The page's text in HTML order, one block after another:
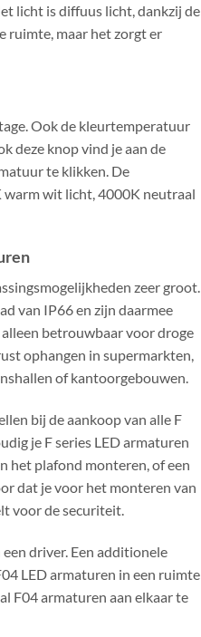
licht is diffuus licht, dankzij de
ruimte, maar het zorgt er
Ook de kleurtemperatuur
deze knop vind je aan de
te klikken. De
wit licht, 4000K neutraal
zeer groot.
van IP66 en zijn daarmee
betrouwbaar voor droge
ophangen in supermarkten,
of kantoorgebouwen.
bij de aankoop van alle F
je F series LED armaturen
het plafond monteren, of een
dat je voor het monteren van
voor de securiteit.
driver. Een additionele
LED armaturen in een ruimte
F04 armaturen aan elkaar te